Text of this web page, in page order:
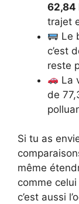
62,84
trajet
Le
c’est
reste
La
de
Si tu as
même
comme
c’est aussi